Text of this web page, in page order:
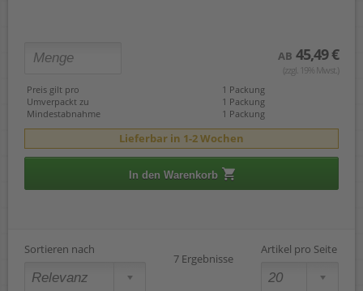
AB 45,49 €
(zzgl. 19% Mwst.)
Preis gilt pro
1 Packung
Umverpackt zu
1 Packung
Mindestabnahme
1 Packung
Lieferbar in 1-2 Wochen
In den Warenkorb
Sortieren nach
7 Ergebnisse
Artikel pro Seite